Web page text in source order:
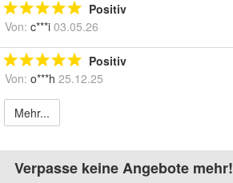
Positiv
Von: c***i 03.05.26
Positiv
Von: o***h 25.12.25
Mehr...
Verpasse keine Angebote mehr!